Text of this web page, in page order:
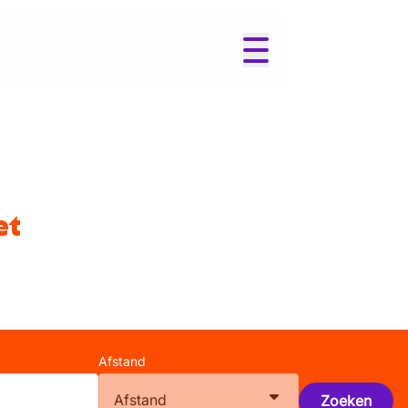
Afstand
Afstand Zoeken